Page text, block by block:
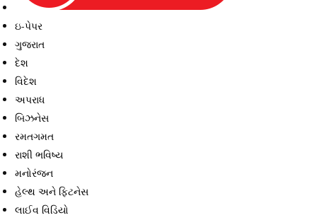
ઇ-પેપર
ગુજરાત
દેશ
વિદેશ
અપરાધ
બિઝનેસ
રમતગમત
રાશી ભવિષ્ય
મનોરંજન
હેલ્થ અને ફિટનેસ
લાઈવ વિડિયો